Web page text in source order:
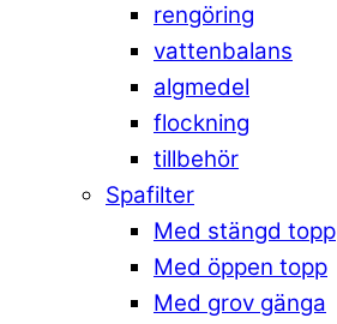
rengöring
vattenbalans
algmedel
flockning
tillbehör
Spafilter
Med stängd topp
Med öppen topp
Med grov gänga